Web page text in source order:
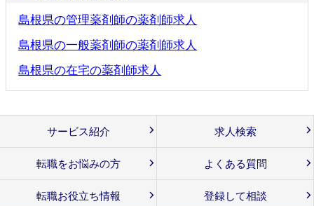
島根県の管理薬剤師の薬剤師求人
島根県の一般薬剤師の薬剤師求人
島根県の在宅の薬剤師求人
サービス紹介 求人検索
転職をお悩みの方 よくある質問
転職お役立ち情報 登録して相談